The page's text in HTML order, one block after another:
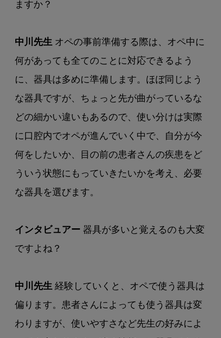
ますか？
中川先生 オペの事前準備する際は、オペ中に
何があっても全てのことに対応できるよう
に、器具は多めに準備します。ほぼ同じよう
な器具ですが、ちょっと先が曲がっているな
どの細かい違いもあるので、使い分けは実際
に口腔内でオペが進んでいく中で、自分が今
何をしたいか、目の前の患者さんの疾患をど
ういう状態にもっていきたいかを考え、必要
な器具を選びます。
インタビュアー 器具が多いと覚えるのも大変
ですよね？
中川先生 経験していくと、オペで使う器具は
偏ります。患者さんによっても使う器具は変
わりますが、使いやすさなど先生の好みによ